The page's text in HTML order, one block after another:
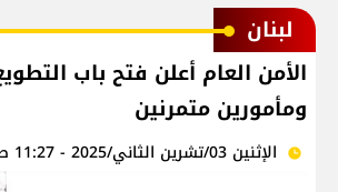
لبنان
الأمن العام أعلن فتح باب
ومأمورين متمرنين
الإثنين 03/تشرين الثاني/2025 - 11:27 ص